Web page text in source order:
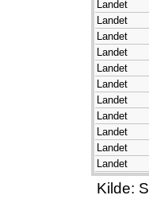
Landet
Landet
Landet
Landet
Landet
Landet
Landet
Landet
Landet
Landet
Landet
Landet
Landet
Kilde: